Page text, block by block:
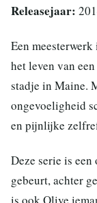
Releasejaar:
Een
het leven van
stadje in Maine.
ongevoeligheid
en pijnlijke
Deze serie is
gebeurt, achter
is ook Olive